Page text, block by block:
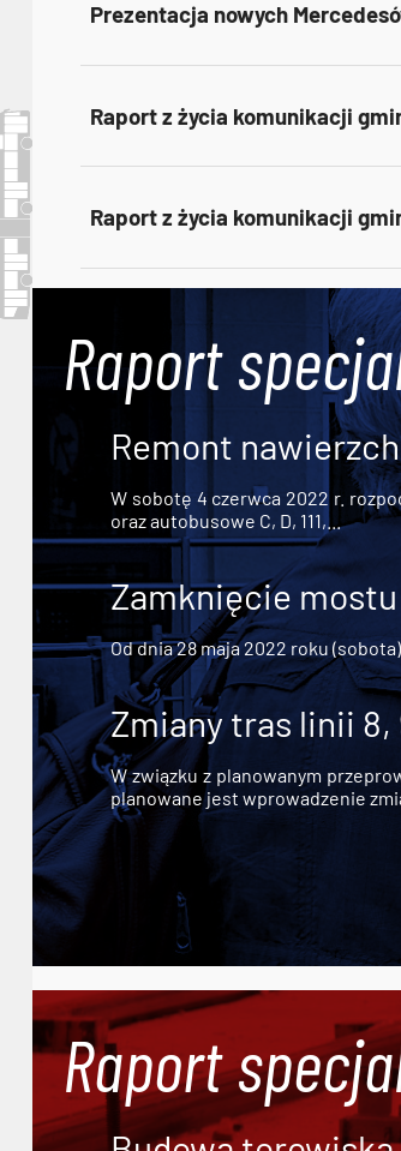
Prezentacja nowych
Raport z życia komunikacji
Raport z życia komunikacji
Raport
Remont
W sobotę 4 czerwca 2022 r.
oraz autobusowe C, D, 111,...
Zamknięcie
Od dnia 28 maja 2022 roku
Zmiany tras linii 8,
W związku z planowanym
planowane jest wprowadzenie
Raport